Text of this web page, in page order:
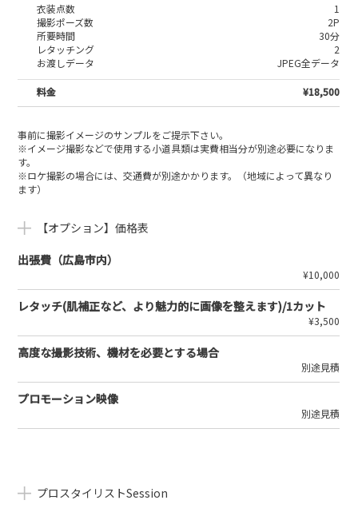
1
2P
30分
2
JPEG全データ
¥18,500
事前に撮影イメージのサンプルをご提示下さい。
※イメージ撮影などで使用する小道具類は実費相当分が別途必要になりま
す。
※ロケ撮影の場合には、交通費が別途かかります。（地域によって異なり
ます）
【オプション】価格表
出張費（広島市内）
¥10,000
レタッチ(肌補正など、より魅力的に画像を整えます)/1カット
¥3,500
高度な撮影技術、機材を必要とする場合
別途見積
プロモーション映像
別途見積
プロスタイリストSession